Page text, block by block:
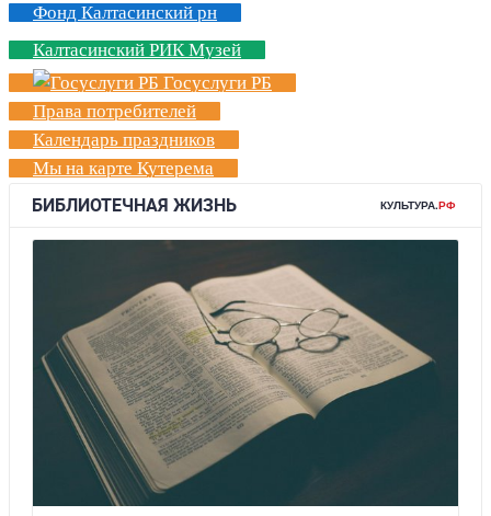
Фонд Калтасинский рн
Калтасинский РИК Музей
Госуслуги РБ
Права потребителей
Календарь праздников
Мы на карте Кутерема